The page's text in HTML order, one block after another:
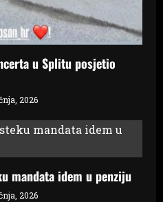
u Splitu posjetio
2026
mandata idem u penziju
2026